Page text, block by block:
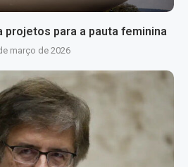
projetos para a pauta feminina
março de 2026